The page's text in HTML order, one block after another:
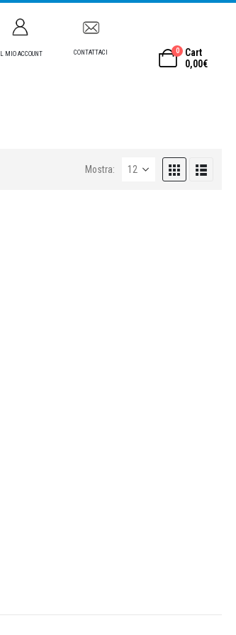
IL MIO ACCOUNT CONTATTACI 0
Cart
0,00€
Mostra: